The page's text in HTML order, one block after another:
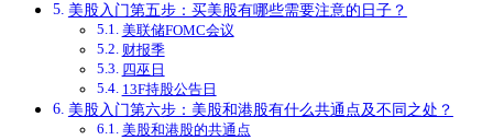
美股入门第五步：买美股有哪些需要注意的日子？
美联储FOMC会议
财报季
四巫日
13F持股公告日
美股入门第六步：美股和港股有什么共通点及不同之处？
美股和港股的共通点